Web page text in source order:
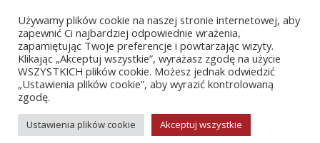
Design&SEO by Nowe SEO
Używamy plików cookie na naszej stronie internetowej, aby
zapewnić Ci najbardziej odpowiednie wrażenia,
zapamiętując Twoje preferencje i powtarzając wizyty.
Klikając „Akceptuj wszystkie”, wyrażasz zgodę na użycie
WSZYSTKICH plików cookie. Możesz jednak odwiedzić
„Ustawienia plików cookie”, aby wyrazić kontrolowaną
zgodę.
Ustawienia plików cookie Akceptuj wszystkie